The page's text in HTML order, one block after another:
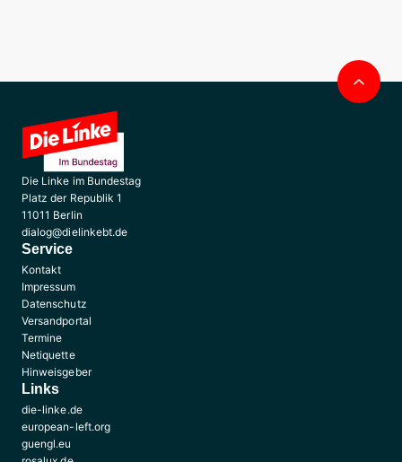
Die Linke im Bundestag
Platz der Republik 1
11011 Berlin
dialog@dielinkebt.de
Service
Kontakt
Impressum
Datenschutz
Versandportal
Termine
Netiquette
Hinweisgeber
Links
die-linke.de
european-left.org
guengl.eu